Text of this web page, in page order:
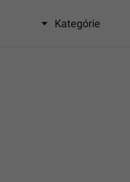
Kategórie